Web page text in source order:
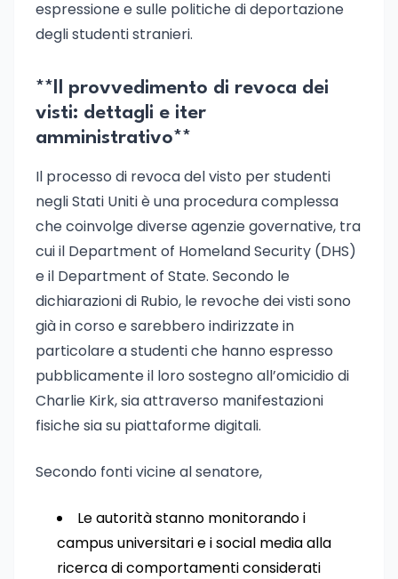
espressione e sulle politiche di deportazione
degli studenti stranieri.
**Il provvedimento di revoca dei
visti: dettagli e iter
amministrativo**
Il processo di revoca del visto per studenti
negli Stati Uniti è una procedura complessa
che coinvolge diverse agenzie governative, tra
cui il Department of Homeland Security (DHS)
e il Department of State. Secondo le
dichiarazioni di Rubio, le revoche dei visti sono
già in corso e sarebbero indirizzate in
particolare a studenti che hanno espresso
pubblicamente il loro sostegno all’omicidio di
Charlie Kirk, sia attraverso manifestazioni
fisiche sia su piattaforme digitali.
Secondo fonti vicine al senatore,
Le autorità stanno monitorando i
campus universitari e i social media alla
ricerca di comportamenti considerati